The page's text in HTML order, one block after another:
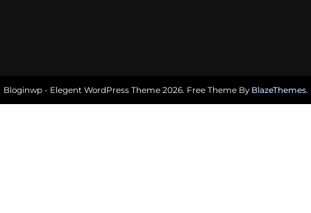
Bloginwp - Elegent WordPress Theme 2026. Free Theme By BlazeThemes.